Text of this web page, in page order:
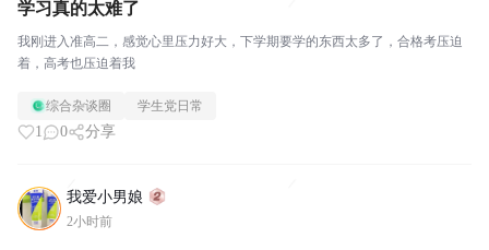
学习真的太难了
我刚进入准高二，感觉心里压力好大，下学期要学的东西太多了，合格考压迫
着，高考也压迫着我
综合杂谈圈 学生党日常
1 0 分享
我爱小男娘
2小时前